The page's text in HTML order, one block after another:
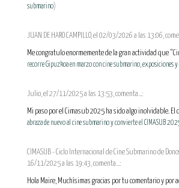
submarino)
JUAN DE HARO CAMPILLO, el 02/03/2026 a las 13:06,
Me congratulo enormemente de la gran actividad que
recorre Gipuzkoa en marzo con cine submarino, exposiciones
Julio, el 27/11/2025 a las 13:53, comenta...:
Mi paso por el Cimasub 2025 ha sido algo inolvidable. El
abraza de nuevo al cine submarino y convierte el CIMASUB
CIMASUB - Ciclo Internacional de Cine Submarino de
16/11/2025 a las 19:43, comenta...:
Hola Maire, Muchísimas gracias por tu comentario y por